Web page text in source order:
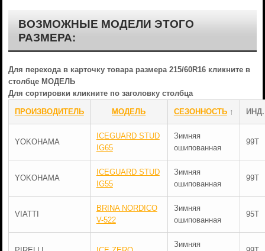
ВОЗМОЖНЫЕ МОДЕЛИ ЭТОГО
РАЗМЕРА:
Для перехода в карточку товара размера 215/60R16 кликните в
столбце МОДЕЛЬ
Для сортировки кликните по заголовку столбца
ПРОИЗВОДИТЕЛЬ МОДЕЛЬ СЕЗОННОСТЬ↑
YOKOHAMA
ICEGUARD STUD
IG65
Зимняя
ошипованная
99T
YOKOHAMA
ICEGUARD STUD
IG55
Зимняя
ошипованная
99T
VIATTI
BRINA NORDICO
V-522
Зимняя
ошипованная
95T
Зимняя